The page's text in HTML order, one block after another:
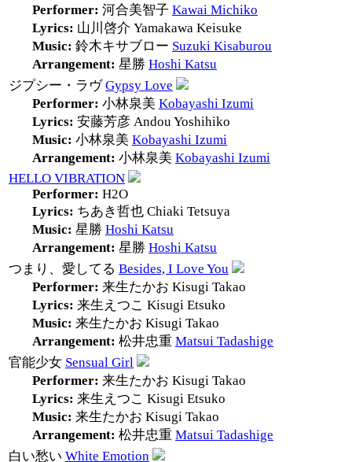
Performer: 河合美智子 Kawai Michiko
Lyrics: 山川啓介 Yamakawa Keisuke
Music: 鈴木キサブロー Suzuki Kisaburou
Arrangement: 星勝 Hoshi Katsu
ジプシー・ラヴ Gypsy Love
Performer: 小林泉美 Kobayashi Izumi
Lyrics: 安藤芳彦 Andou Yoshihiko
Music: 小林泉美 Kobayashi Izumi
Arrangement: 小林泉美 Kobayashi Izumi
HELLO VIBRATION
Performer: H2O
Lyrics: ちあき哲也 Chiaki Tetsuya
Music: 星勝 Hoshi Katsu
Arrangement: 星勝 Hoshi Katsu
つまり、愛してる Besides, I Love You
Performer: 来生たかお Kisugi Takao
Lyrics: 来生えつこ Kisugi Etsuko
Music: 来生たかお Kisugi Takao
Arrangement: 松井忠重 Matsui Tadashige
官能少女 Sensual Girl
Performer: 来生たかお Kisugi Takao
Lyrics: 来生えつこ Kisugi Etsuko
Music: 来生たかお Kisugi Takao
Arrangement: 松井忠重 Matsui Tadashige
白い愁い White Emotion